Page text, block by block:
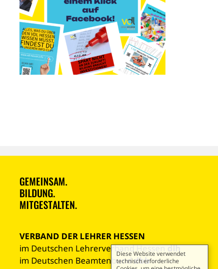
GEMEINSAM.
BILDUNG.
MITGESTALTEN.
VERBAND DER LEHRER HESSEN
im Deutschen Lehrerverband Hessendlh
im Deutschen Beamtenbunddbb
Diese Website verwendet
technisch erforderliche